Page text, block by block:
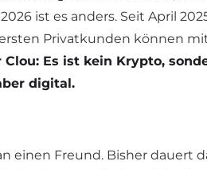
ist es anders. Seit April
Privatkunden können
Clou: Es ist kein Krypto,
digital.
einen Freund. Bisher dauert